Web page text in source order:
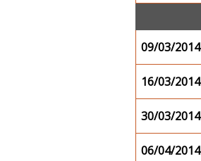
09/03/2014
16/03/2014
30/03/2014
06/04/2014